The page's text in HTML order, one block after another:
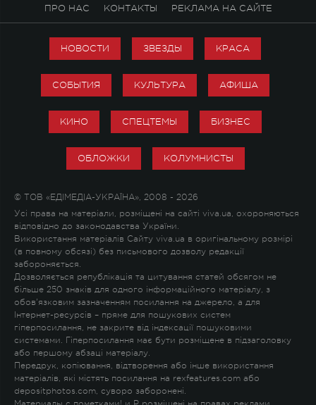
ПРО НАС КОНТАКТЫ РЕКЛАМА НА САЙТЕ
НОВОСТИ ЗВЕЗДЫ КРАСА
СОБЫТИЯ КУЛЬТУРА АФИША
КИНО СПЕЦТЕМЫ БИЗНЕС
ОБЛОЖКИ КОЛУМНИСТЫ
© ТОВ «ЕДІМЕДІА-УКРАЇНА», 2008 - 2026
Усі права на матеріали, розміщені на сайті viva.ua, охороняються
відповідно до законодавства України.
Використання матеріалів Сайту viva.ua в оригінальному розмірі
(в повному обсязі) без письмового дозволу редакції
забороняється.
Дозволяється републікація та цитування статей обсягом не
більше 250 знаків для одного інформаційного матеріалу, з
обов'язковим зазначенням посилання на джерело, а для
Інтернет-ресурсів – пряме для пошукових систем
гіперпосилання, не закрите від індексації пошуковими
системами. Гіперпосилання має бути розміщене в підзаголовку
або першому абзаці матеріалу.
Передрук, копіювання, відтворення або інше використання
матеріалів, які містять посилання на rexfeatures.com або
depositphotos.com, суворо заборонені.